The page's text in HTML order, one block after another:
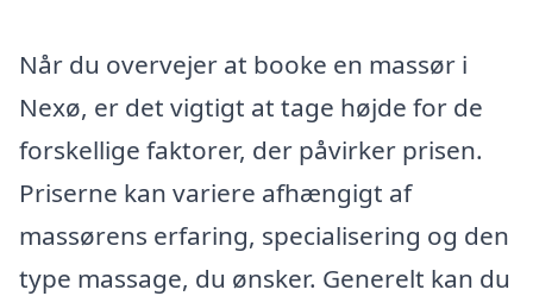
Når du overvejer at booke en massør i
Nexø, er det vigtigt at tage højde for de
forskellige faktorer, der påvirker prisen.
Priserne kan variere afhængigt af
massørens erfaring, specialisering og den
type massage, du ønsker. Generelt kan du